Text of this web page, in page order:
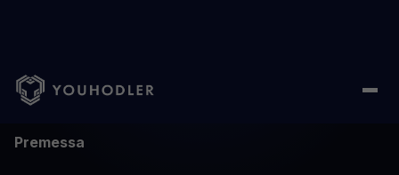
Policy sul whistleblowing
Premessa